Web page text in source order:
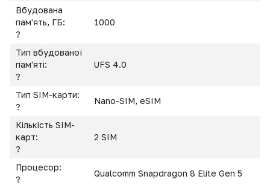
Вбудована
пам'ять, ГБ:
?
1000
Тип вбудованої
пам'яті:
?
UFS 4.0
Тип SIM-карти:
?
Nano-SIM, eSIM
Кількість SIM-
карт:
?
2 SIM
Процесор:
?
Qualcomm Snapdragon 8 Elite Gen 5